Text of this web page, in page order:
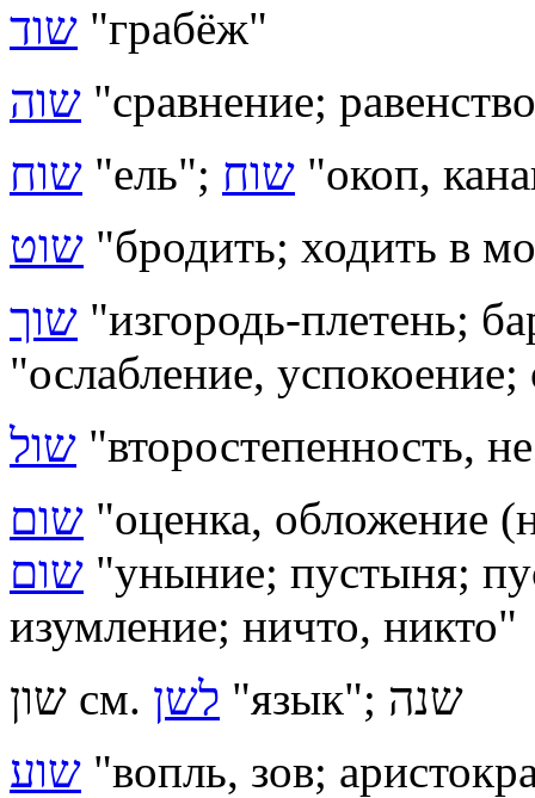
שוד "грабёж"
שוה "сравнение;
שוח "ель"; שוח "окоп,
שוט "бродить; ходить в
שוך "изгородь-плетень;
"ослабление, успокоение;
שול "второстепенность,
שום "оценка, обложение
שום "уныние; пустыня;
изумление; ничто, никто"
שון см. לשן
"язык"; שנה
שוע "вопль, зов;